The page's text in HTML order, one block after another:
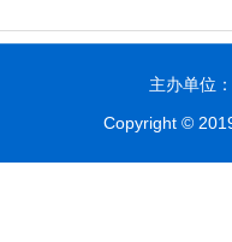
主办单位
Copyright ©